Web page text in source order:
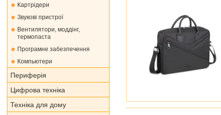
Картрідери
Звукові пристрої
Вентилятори, моддінг,
термопаста
Програмне забезпечення
Компьютери
Периферія
Цифрова техніка
Техніка для дому